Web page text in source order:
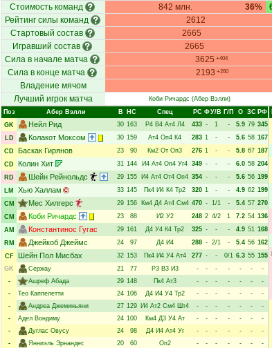
Стоимость команд
842 млн. 36%
Рейтинг силы команд
2612
Стартовый состав
2665
Игравший состав
2665
Сила в начале матча
3625 +404
Сила в конце матча
2193 +260
Владение мячом
Лучший игрок матча
Коби Ричардс (Абер Вэлли)
Поз
Абер Вэлли В НC Спец РC ФУ/В Г/П О ЗС РФ
GK
Нейл Рид 30 163 Р4 В4 Ат4 Л4 433 - 1 - 5.9 79 345
LD
Колакот Моксом 30 159 Ат4 Оп4 К4 283 1 - - 5.6 58 167
CD Баскак Гирянов 23 90 Км2 От Оп3 276 1 - - 5.8 67 187
CD
Колин Хит 31 144 И4 Ат4 Оп4 Уг4 349 - - - 6.0 58 204
RD
Шейн Рейнольдс 29 155 И4 Ат4 От4 Оп4 354 - - - 5.6 56 199
LM
Хью Халлам 33 145 Пк4 И4 К4 Тр2 320 1 - - 4.9 62 199
CM
Мес Хилгерс 29 156 Км4 Д4 Ат4 См4 470 - 1/1 - 5.4 57 270
CM
Коби Ричардс 23 88 И2 У2 248 2 4/2 1 7.2 54 136
AM
Константинос Гугас 29 161 Д4 У4 К4 Тр2 325 - - - 4.9 51 168
RM
Джейкоб Джеймс 24 97 Д4 И4 288 - 2/1 - 5.4 56 162
CF
Шейн Пол Мисбах 32 153 Пк4 И4 У4 Ат4 277 - - 0/1 6.3 55 155
GK
Сержау 21 77 Р3 В3 И3 - - - - - -
-
-
Ашреф Абада 29 148 Пк4 Ат3 - - - - - -
-
-
Тео Каппелетти 24 106 Д4 И4 У4 Тр2 - - - - - -
-
-
Андреа Джеминьяни 27 129 И4 Ат2 См4 Шт4 - - - - - -
-
-
Адел Вондиму 24 100 Км4 Д3 У4 Ат - - - - - -
-
-
Дуглас Овусу 24 98 Д4 И4 Ат4 Уг - - - - - -
-
-
Янниэль Эрнандес 20 60 Оп2 - - - - - -
-